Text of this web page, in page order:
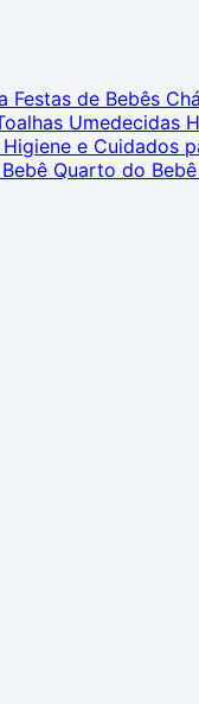
Festas de Bebês
Umedecidas
Higiene e Cuidados
Quarto do Bebê